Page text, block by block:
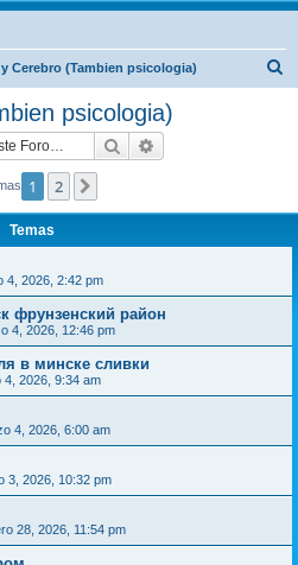
Cerebro (Tambien psicologia)
psicologia)
Buscar
1 2
Temas
4, 2026, 2:42 pm
фрунзенский район
4, 2026, 12:46 pm
в минске сливки
4, 2026, 9:34 am
4, 2026, 6:00 am
3, 2026, 10:32 pm
28, 2026, 11:54 pm